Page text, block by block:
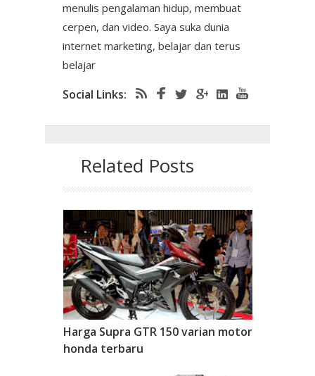
menulis pengalaman hidup, membuat
cerpen, dan video. Saya suka dunia
internet marketing, belajar dan terus
belajar
Social Links:
Related Posts
Harga Supra GTR 150 varian motor
honda terbaru